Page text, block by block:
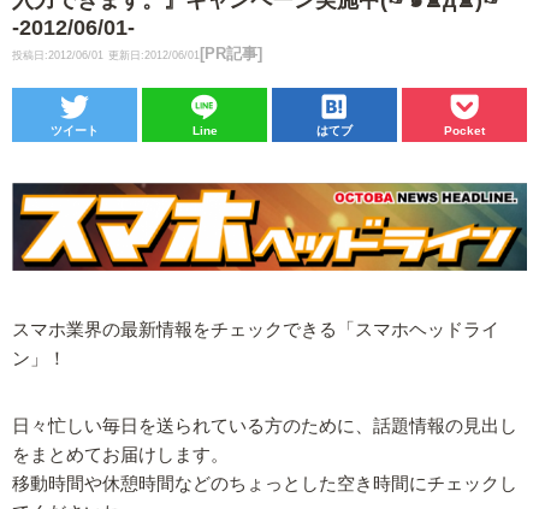
-2012/06/01-
投稿日:2012/06/01 更新日:2012/06/01 [PR記事]
ツイート Line はてブ Pocket
スマホ業界の最新情報をチェックできる「スマホヘッドライ
ン」！
日々忙しい毎日を送られている方のために、話題情報の見出し
をまとめてお届けします。
移動時間や休憩時間などのちょっとした空き時間にチェックし